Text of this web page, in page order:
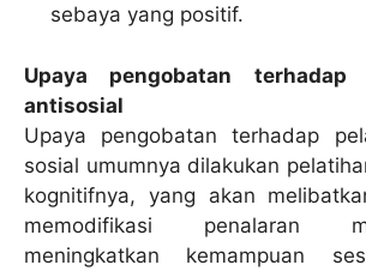
sebaya yang positif.
Upaya pengobatan
antisosial
Upaya pengobatan terhadap
sosial umumnya dilakukan
kognitifnya, yang akan
memodifikasi penalaran
meningkatkan kemampuan